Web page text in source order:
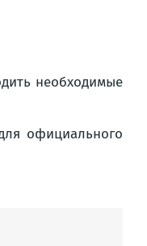
необходимые
официального